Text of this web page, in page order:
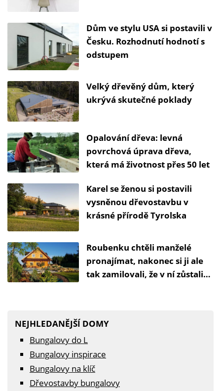
Dům ve stylu USA si postavili v
Česku. Rozhodnutí hodnotí s
odstupem
Velký dřevěný dům, který
ukrývá skutečné poklady
Opalování dřeva: levná
povrchová úprava dřeva,
která má životnost přes 50 let
Karel se ženou si postavili
vysněnou dřevostavbu v
krásné přírodě Tyrolska
Roubenku chtěli manželé
pronajímat, nakonec si ji ale
tak zamilovali, že v ní zůstali
NEJHLEDANĚJŠÍ DOMY
Bungalovy do L
Bungalovy inspirace
Bungalovy na klíč
Dřevostavby bungalovy